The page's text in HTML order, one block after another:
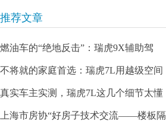
推荐文章
燃油车的“绝地反击”：瑞虎9X辅助驾
不将就的家庭首选：瑞虎7L用越级空间
真实车主实测，瑞虎7L这几个细节太懂
上海市房协“好房子技术交流——楼板隔